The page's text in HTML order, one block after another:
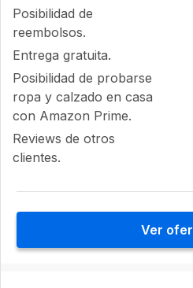
Posibilidad de
reembolsos.
Entrega gratuita.
Posibilidad de probarse
ropa y calzado en casa
con Amazon Prime.
Reviews de otros
clientes.
Ver